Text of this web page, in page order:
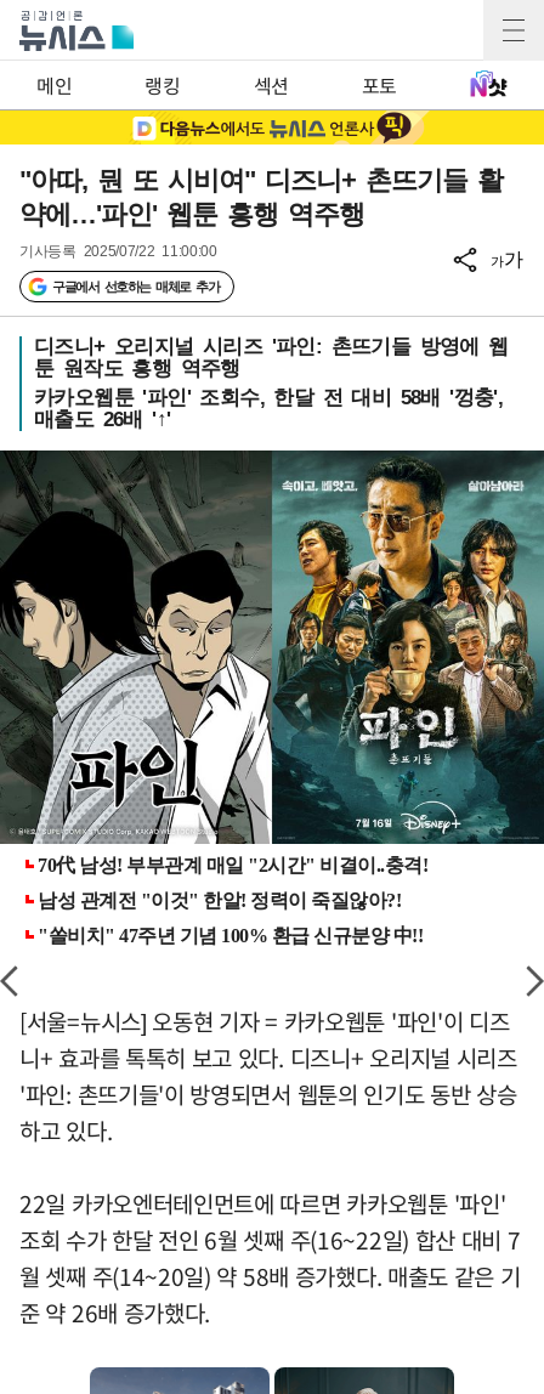
메인 랭킹 섹션 포토
"아따, 뭔 또 시비여" 디즈니+ 촌뜨기들 활
약에…'파인' 웹툰 흥행 역주행
기사등록 2025/07/22 11:00:00
구글에서 선호하는 매체로 추가
가가
디즈니+ 오리지널 시리즈 '파인: 촌뜨기들 방영에 웹
툰 원작도 흥행 역주행
카카오웹툰 '파인' 조회수, 한달 전 대비 58배 '껑충',
매출도 26배 '↑'
[서울=뉴시스] 오동현 기자 = 카카오웹툰 '파인'이 디즈
니+ 효과를 톡톡히 보고 있다. 디즈니+ 오리지널 시리즈
'파인: 촌뜨기들'이 방영되면서 웹툰의 인기도 동반 상승
하고 있다.
22일 카카오엔터테인먼트에 따르면 카카오웹툰 '파인'
조회 수가 한달 전인 6월 셋째 주(16~22일) 합산 대비 7
월 셋째 주(14~20일) 약 58배 증가했다. 매출도 같은 기
준 약 26배 증가했다.